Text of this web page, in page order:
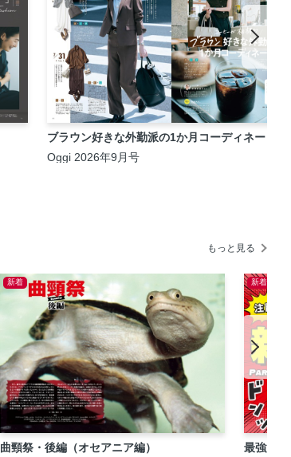
ブラウン好きな外勤派の1か月コーディネート
Oggi 2026年9月号
もっと見る
新着
曲頸祭・後編（オセアニア編）
新着
最強漫